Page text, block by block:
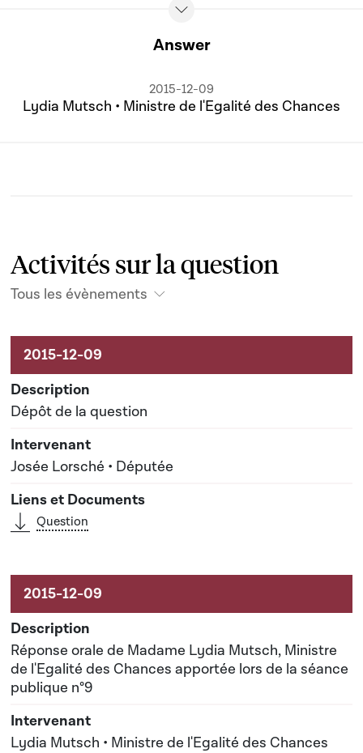
Answer
2015-12-09
Lydia Mutsch • Ministre de l'Egalité des Chances
Activités sur la question
Tous les évènements
Activités sur le dossier
Dépôt de la question
Josée Lorsché • Députée
Question
Réponse orale de Madame Lydia Mutsch, Ministre
de l'Egalité des Chances apportée lors de la séance
publique n°9
Lydia Mutsch • Ministre de l'Egalité des Chances